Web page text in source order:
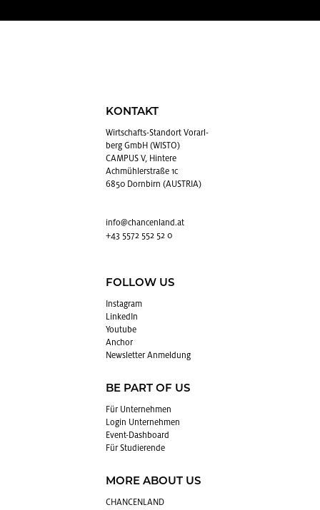
KONTAKT
Wirt­schafts-Stand­ort Vor­arl­
berg GmbH (WISTO)
CAMPUS V, Hintere
Achmühlerstraße 1c
6850 Dornbirn (AUSTRIA)
info@​chancenland.​at
+43 5572 552 52 0
FOLLOW US
In­sta­gram
Lin­kedIn
You­tube
An­chor
News­let­ter An­mel­dung
BE PART OF US
Für Un­ter­neh­men
Login Un­ter­neh­men
Event-Da­sh­board
Für Stu­die­ren­de
MORE ABOUT US
CHAN­CEN­LAND